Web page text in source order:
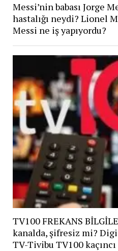
Messi’nin babası Jorge
hastalığı neydi? Lionel
Messi ne iş yapıyordu?
TV100 FREKANS
kanalda, şifresiz mi?
TV-Tivibu TV100